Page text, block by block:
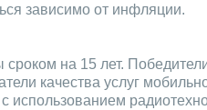
зависимо от инфляции.
на 15 лет.
качества услуг